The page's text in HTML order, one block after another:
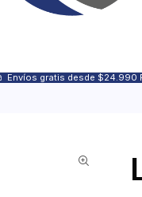
Envíos gratis desde $24.990